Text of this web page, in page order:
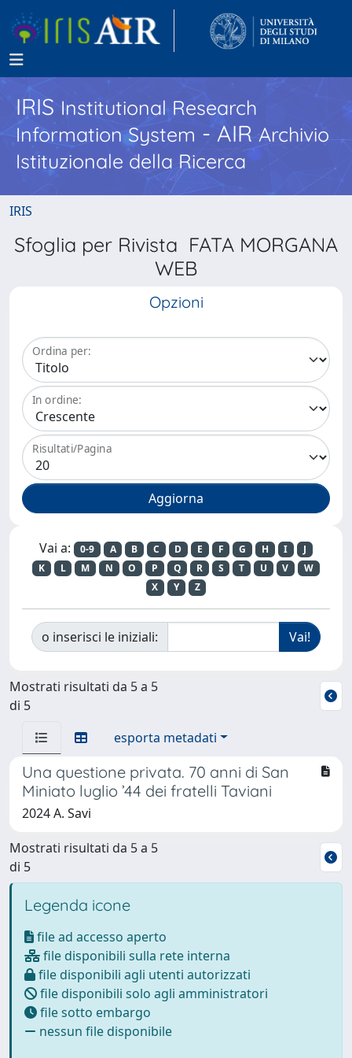
IRISInstitutional Research
Information System - AIR Archivio
Istituzionale della Ricerca
IRIS
Sfoglia per Rivista FATA MORGANA
WEB
Opzioni
Ordina per:
In ordine:
Risultati/Pagina
Vai a: 0-9 A B C D E F G H I
J
K
L M N O P Q R S T U V
W
X
Y Z
o inserisci le iniziali:
Mostrati risultati da 5 a 5
di 5
esporta metadati
Una questione privata. 70 anni di San
Miniato luglio ’44 dei fratelli Taviani
2024 A. Savi
Mostrati risultati da 5 a 5
di 5
Legenda icone
file ad accesso aperto
file disponibili sulla rete interna
file disponibili agli utenti autorizzati
file disponibili solo agli amministratori
file sotto embargo
nessun file disponibile